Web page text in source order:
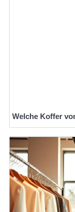
Welche Koffer